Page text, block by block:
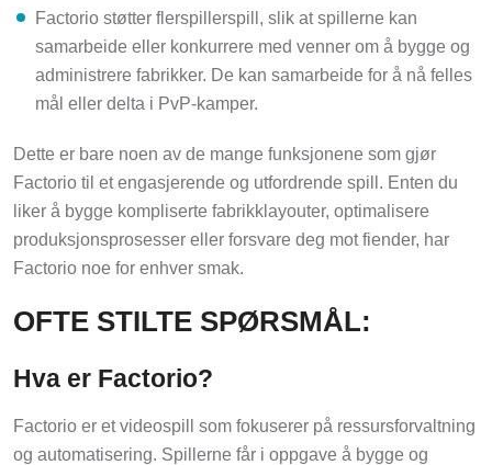
Factorio støtter flerspillerspill, slik at spillerne kan
samarbeide eller konkurrere med venner om å bygge og
administrere fabrikker. De kan samarbeide for å nå felles
mål eller delta i PvP-kamper.
Dette er bare noen av de mange funksjonene som gjør
Factorio til et engasjerende og utfordrende spill. Enten du
liker å bygge kompliserte fabrikklayouter, optimalisere
produksjonsprosesser eller forsvare deg mot fiender, har
Factorio noe for enhver smak.
OFTE STILTE SPØRSMÅL:
Hva er Factorio?
Factorio er et videospill som fokuserer på ressursforvaltning
og automatisering. Spillerne får i oppgave å bygge og